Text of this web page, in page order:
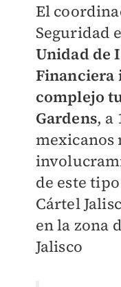
El
Seguridad
Unidad de
Financiera
complejo
Gardens, a
mexicanos
de este
Cártel
en la zona
Jalisco